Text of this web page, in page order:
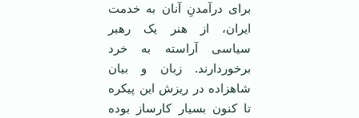
برای درآمدنِ آنان به خدمت
ایران، از هنر یک رهبر
سیاسی آراسته به خرد
برخوردارند. زبان و بیان
شاهزاده در ریزش این پیکره
تا کنون بسیار کارساز بوده